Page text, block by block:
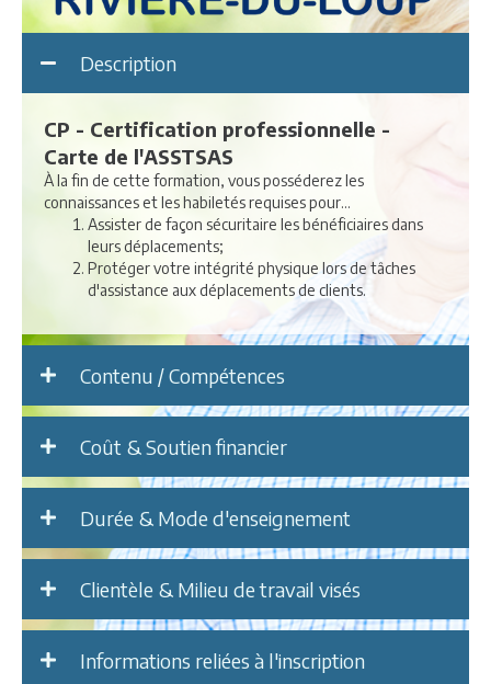
Description
CP - Certification professionnelle -
Carte de l'ASSTSAS
À la fin de cette formation, vous posséderez les
connaissances et les habiletés requises pour...
Assister de façon sécuritaire les bénéficiaires dans
leurs déplacements;
Protéger votre intégrité physique lors de tâches
d'assistance aux déplacements de clients.
Contenu / Compétences
Coût & Soutien financier
Durée & Mode d'enseignement
Clientèle & Milieu de travail visés
Informations reliées à l'inscription